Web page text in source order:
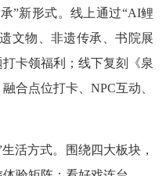
新形式。线上通过“AI鲤
文物、非遗传承、书院展
卡领福利；线下复刻《泉
合点位打卡、NPC互动、
方式。围绕四大板块，